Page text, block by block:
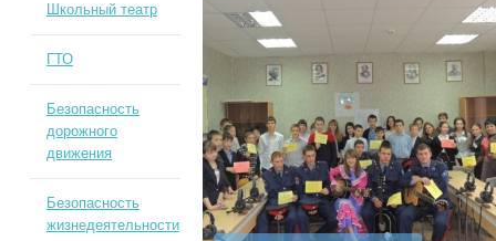
Школьный театр
ГТО
Безопасность
дорожного
движения
Безопасность
жизнедеятельности